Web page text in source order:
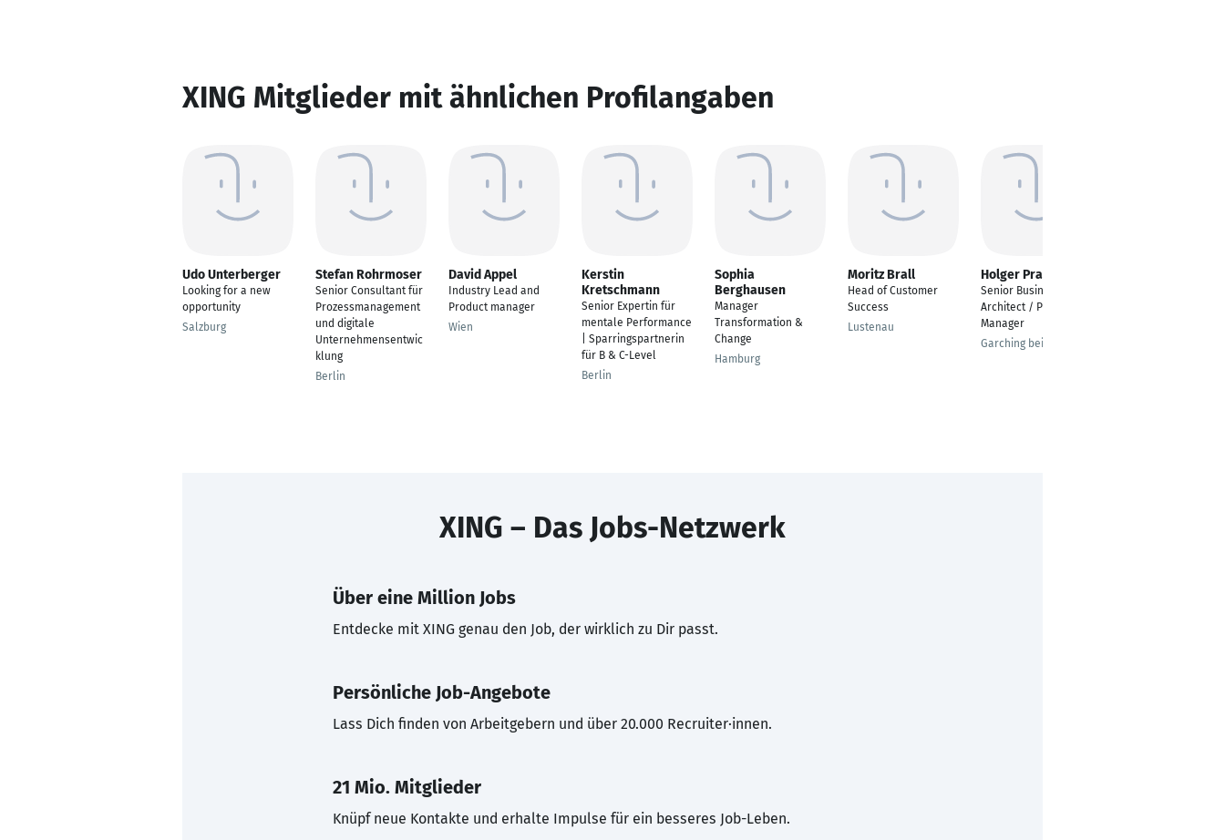
XING Mitglieder mit ähnlichen Profilangaben
Udo Unterberger
Looking for a new
opportunity
Salzburg
Stefan Rohrmoser
Senior Consultant für
Prozessmanagement
und digitale
Unternehmensentwic
klung
Berlin
David Appel
Industry Lead and
Product manager
Wien
Kerstin
Kretschmann
Senior Expertin für
mentale Performance
| Sparringspartnerin
für B & C-Level
Berlin
Sophia
Berghausen
Manager
Transformation &
Change
Hamburg
Moritz Brall
Head of Customer
Success
Lustenau
Holger Pracht
Senior Business
Architect / Project
Manager
Garching bei München
XING – Das Jobs-Netzwerk
Über eine Million Jobs
Entdecke mit XING genau den Job, der wirklich zu Dir passt.
Persönliche Job-Angebote
Lass Dich finden von Arbeitgebern und über 20.000 Recruiter·innen.
21 Mio. Mitglieder
Knüpf neue Kontakte und erhalte Impulse für ein besseres Job-Leben.